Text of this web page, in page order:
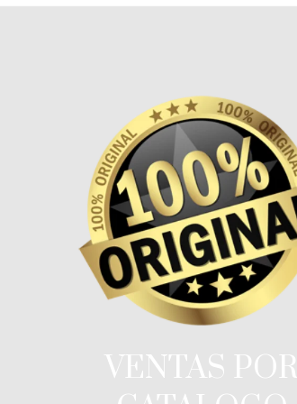
VENTAS POR